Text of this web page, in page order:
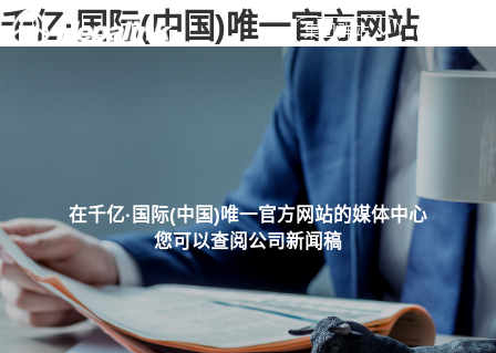
千亿·国际(中国)唯一官方网站
集团群站
在千亿·国际(中国)唯一官方网站的媒体中心
您可以查阅公司新闻稿